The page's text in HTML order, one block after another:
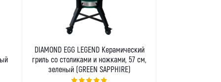
DIAMOND EGG LEGEND Керамический
гриль со столиками и ножками, 57 см,
зеленый (GREEN SAPPHIRE)